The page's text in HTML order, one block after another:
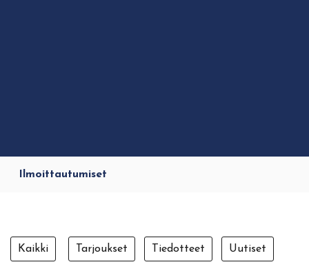
Ilmoittautumiset
Kaikki Tarjoukset Tiedotteet Uutiset